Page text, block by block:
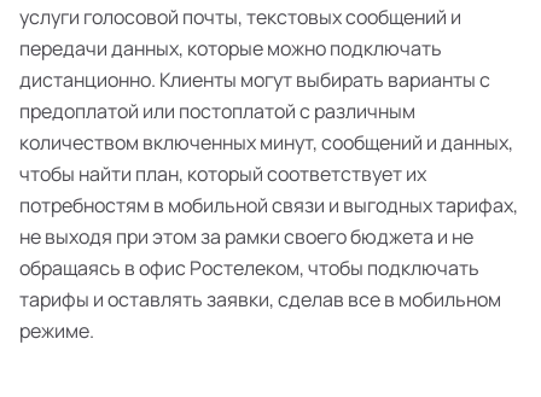
услуги голосовой почты, текстовых сообщений и
передачи данных, которые можно подключать
дистанционно. Клиенты могут выбирать варианты с
предоплатой или постоплатой с различным
количеством включенных минут, сообщений и данных,
чтобы найти план, который соответствует их
потребностям в мобильной связи и выгодных тарифах,
не выходя при этом за рамки своего бюджета и не
обращаясь в офис Ростелеком, чтобы подключать
тарифы и оставлять заявки, сделав все в мобильном
режиме.